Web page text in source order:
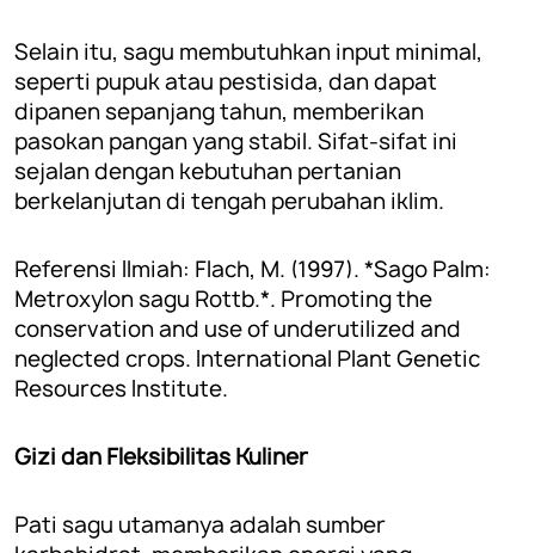
Selain itu, sagu membutuhkan input minimal,
seperti pupuk atau pestisida, dan dapat
dipanen sepanjang tahun, memberikan
pasokan pangan yang stabil. Sifat-sifat ini
sejalan dengan kebutuhan pertanian
berkelanjutan di tengah perubahan iklim.
Referensi Ilmiah: Flach, M. (1997). *Sago Palm:
Metroxylon sagu Rottb.*. Promoting the
conservation and use of underutilized and
neglected crops. International Plant Genetic
Resources Institute.
Gizi dan Fleksibilitas Kuliner
Pati sagu utamanya adalah sumber